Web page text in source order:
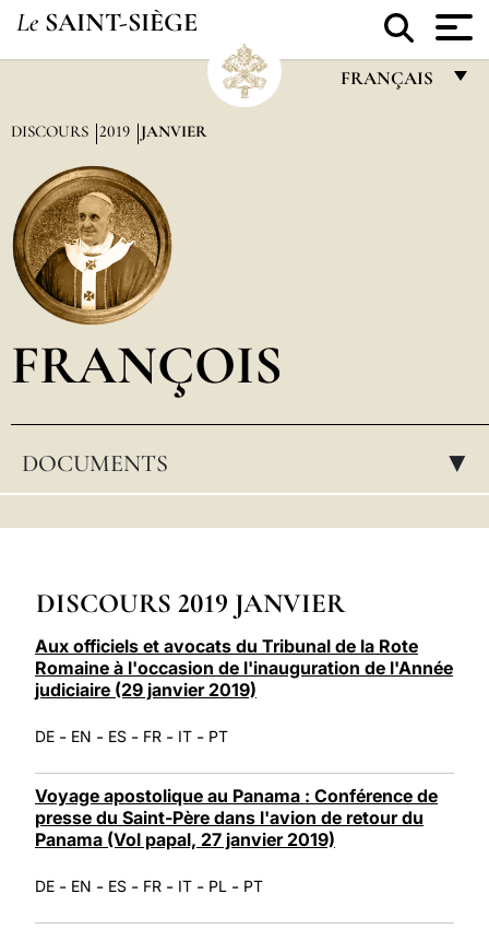
Le SAINT-SIÈGE
FRANÇAIS
العربيّة
DISCOURS 2019 JANVIER
FRANÇOIS
DOCUMENTS ▸
DISCOURS 2019 JANVIER
Aux officiels et avocats du Tribunal de la Rote
Romaine à l'occasion de l'inauguration de l'Année
judiciaire (29 janvier 2019)
DE - EN - ES - FR - IT - PT
Voyage apostolique au Panama : Conférence de
presse du Saint-Père dans l'avion de retour du
Panama (Vol papal, 27 janvier 2019)
DE - EN - ES - FR - IT - PL - PT